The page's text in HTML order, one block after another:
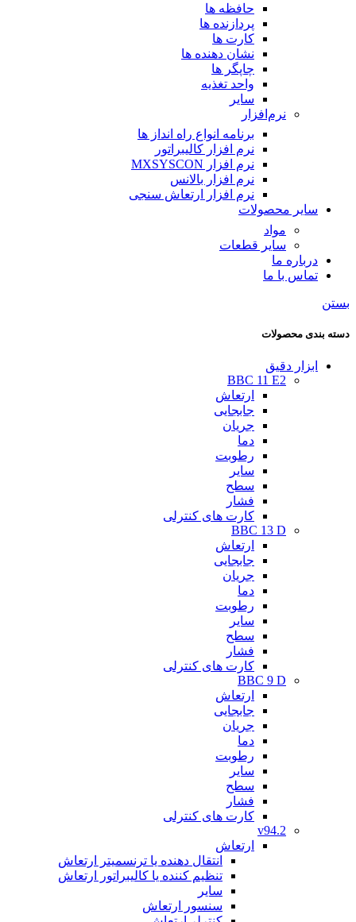
حافظه ها
پردازنده ها
کارت ها
نشان دهنده ها
چاپگر ها
واحد تغذیه
سایر
نرم‌افزار
برنامه انواع راه انداز ها
نرم افزار کالیبراتور
نرم افزار MXSYSCON
نرم افزار بالانس
نرم افزار ارتعاش سنجی
سایر محصولات
مواد
سایر قطعات
درباره ما
تماس با ما
بستن
دسته بندی محصولات
ابزار دقیق
BBC 11 E2
ارتعاش
جابجایی
جریان
دما
رطوبت
سایر
سطح
فشار
کارت های کنترلی
BBC 13 D
ارتعاش
جابجایی
جریان
دما
رطوبت
سایر
سطح
فشار
کارت های کنترلی
BBC 9 D
ارتعاش
جابجایی
جریان
دما
رطوبت
سایر
سطح
فشار
کارت های کنترلی
v94.2
ارتعاش
انتقال دهنده یا ترنسمیتر ارتعاش
تنظیم کننده یا کالیبراتور ارتعاش
سایر
سنسور ارتعاش